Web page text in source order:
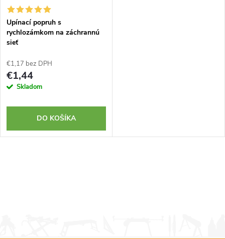
Upínací popruh s
rychlozámkom na záchrannú
sieť
€1,17 bez DPH
€1,44
Skladom
DO KOŠÍKA